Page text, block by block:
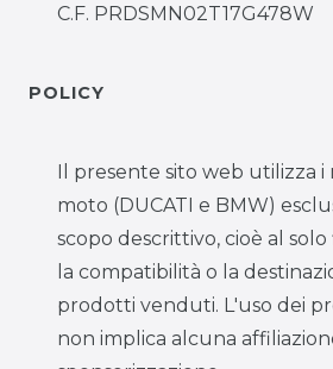
C.F. PRDSMN02T17G478W
POLICY
Il presente sito web utilizza i
moto (DUCATI e BMW)
scopo descrittivo, cioè al
la compatibilità o la
prodotti venduti. L'uso dei
non implica alcuna